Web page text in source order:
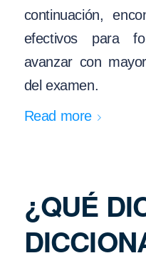
continuación,
efectivos para
avanzar con
del examen.
Read more
¿QUÉ